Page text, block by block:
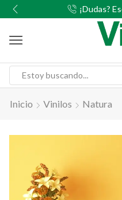
¡Dudas?
Inicio Vinilos Natura